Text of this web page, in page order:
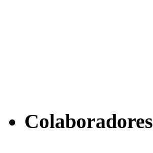
Colaboradores